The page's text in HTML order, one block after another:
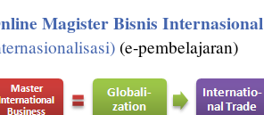
Magister Bisnis Internasional
(e-pembelajaran)